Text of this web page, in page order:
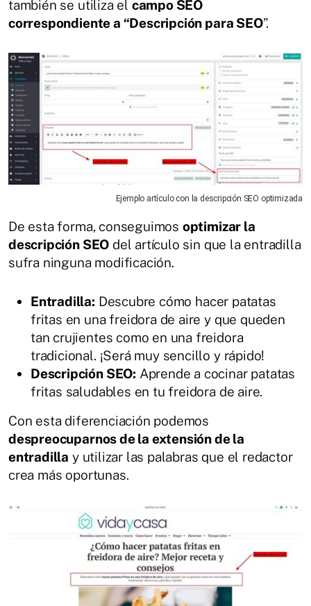
también se utiliza el campo SEO
correspondiente a “Descripción para SEO”.
Ejemplo artículo con la descripción SEO optimizada
De esta forma, conseguimos optimizar la
descripción SEO del artículo sin que la entradilla
sufra ninguna modificación.
Entradilla: Descubre cómo hacer patatas
fritas en una freidora de aire y que queden
tan crujientes como en una freidora
tradicional. ¡Será muy sencillo y rápido!
Descripción SEO: Aprende a cocinar patatas
fritas saludables en tu freidora de aire.
Con esta diferenciación podemos
despreocuparnos de la extensión de la
entradilla y utilizar las palabras que el redactor
crea más oportunas.